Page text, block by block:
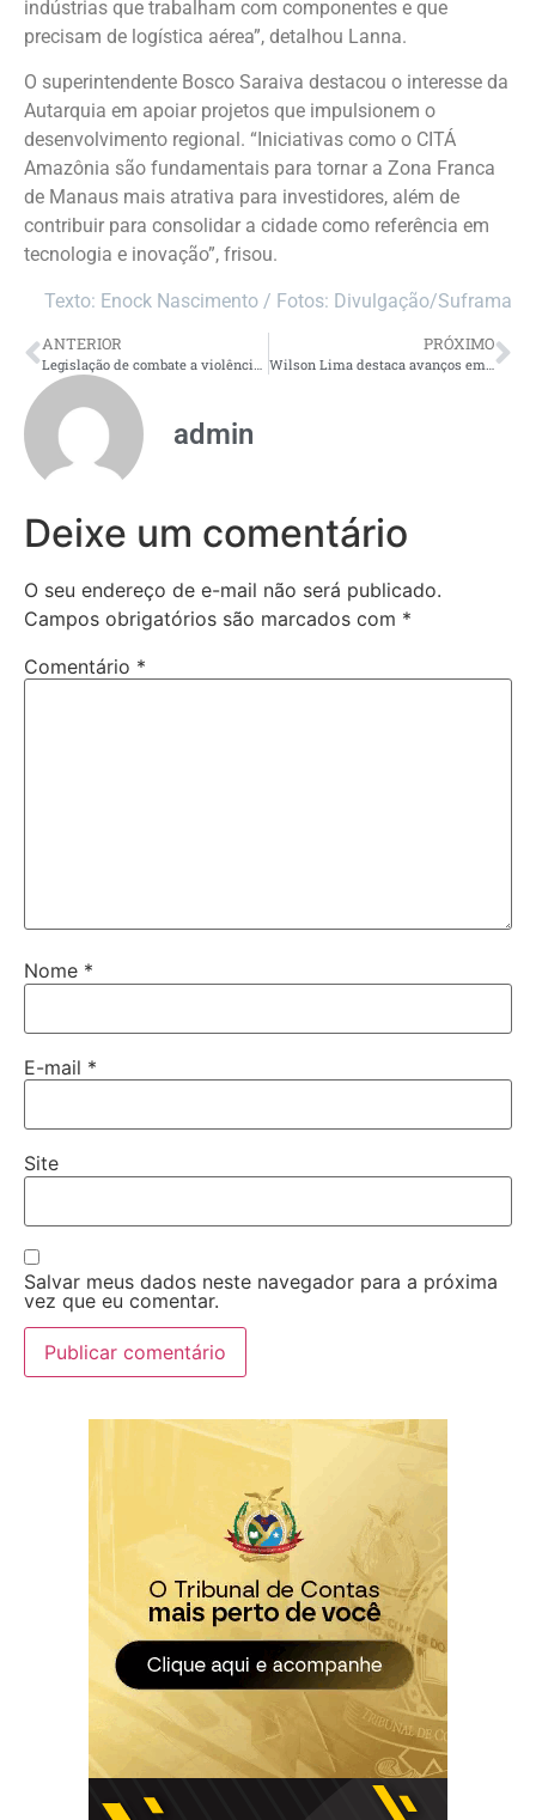
indústrias que trabalham com componentes e que
precisam de logística aérea”, detalhou Lanna.
O superintendente Bosco Saraiva destacou o interesse da
Autarquia em apoiar projetos que impulsionem o
desenvolvimento regional. “Iniciativas como o CITÁ
Amazônia são fundamentais para tornar a Zona Franca
de Manaus mais atrativa para investidores, além de
contribuir para consolidar a cidade como referência em
tecnologia e inovação”, frisou.
Texto: Enock Nascimento / Fotos: Divulgação/Suframa
ANTERIOR
Legislação de combate a violência contra a mulher ganha reforço a partir de Leis de autoria do deputado Roberto Cidade
PRÓXIMO
Wilson Lima destaca avanços em transparência pública e modernização de no lançamento de ferramentas no Siged
admin
Deixe um comentário
O seu endereço de e-mail não será publicado.
Campos obrigatórios são marcados com *
Comentário *
Nome *
E-mail *
Site
Salvar meus dados neste navegador para a próxima
vez que eu comentar.